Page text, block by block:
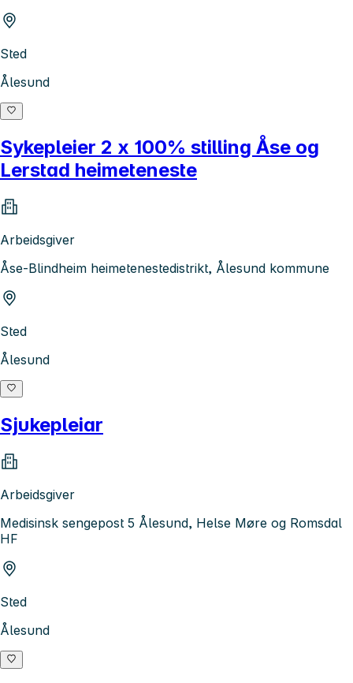
Sted
Ålesund
Sykepleier 2 x 100% stilling Åse og
Lerstad heimeteneste
Arbeidsgiver
Åse-Blindheim heimetenestedistrikt, Ålesund kommune
Sted
Ålesund
Sjukepleiar
Arbeidsgiver
Medisinsk sengepost 5 Ålesund, Helse Møre og Romsdal
HF
Sted
Ålesund